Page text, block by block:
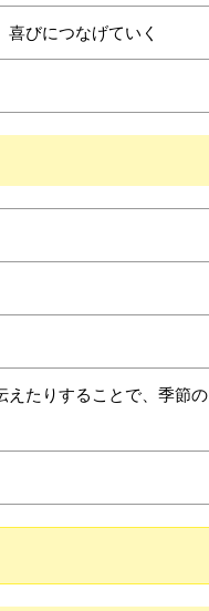
びにつなげていく
えたりすることで、季節の